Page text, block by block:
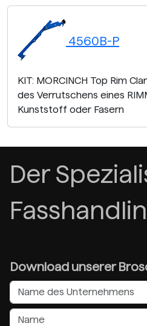
4560B-P
KIT: MORCINCH Top Rim
des Verrutschens eines
Kunststoff oder Fasern
Der
Download unserer